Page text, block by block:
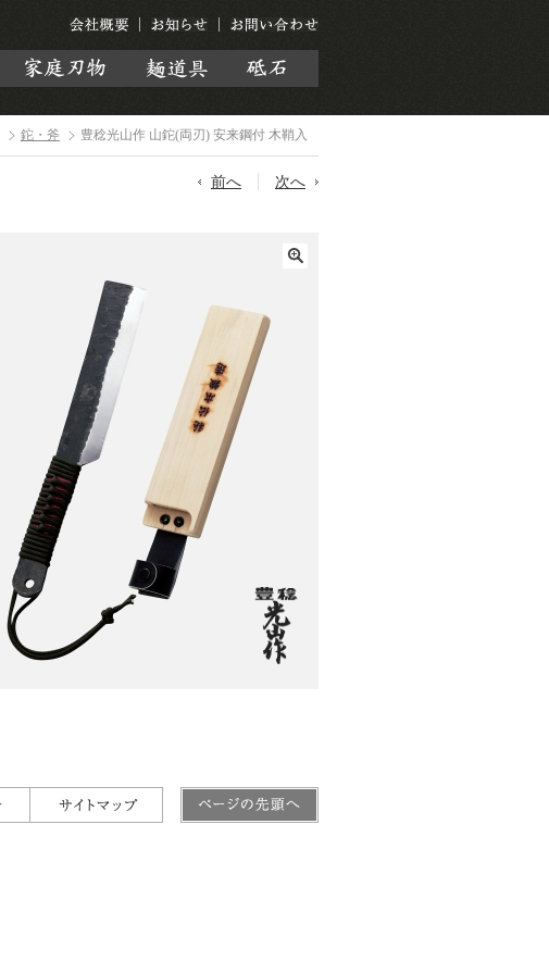
鉈・斧 豊稔光山作 山鉈(両刃) 安来鋼付 木鞘入
前へ 次へ